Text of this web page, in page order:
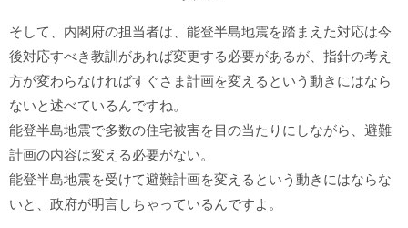
そして、内閣府の担当者は、能登半島地震を踏まえた対応は今
後対応すべき教訓があれば変更する必要があるが、指針の考え
方が変わらなければすぐさま計画を変えるという動きにはなら
ないと述べているんですね。
能登半島地震で多数の住宅被害を目の当たりにしながら、避難
計画の内容は変える必要がない。
能登半島地震を受けて避難計画を変えるという動きにはならな
いと、政府が明言しちゃっているんですよ。